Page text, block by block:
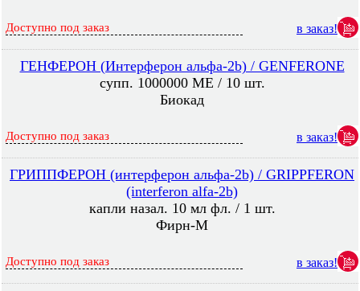
Доступно под заказ в заказ!
ГЕНФЕРОН (Интерферон альфа-2b) / GENFERONE
супп. 1000000 МЕ / 10 шт.
Биокад
Доступно под заказ в заказ!
ГРИППФЕРОН (интерферон альфа-2b) / GRIPPFERON
(interferon alfa-2b)
капли назал. 10 мл фл. / 1 шт.
Фирн-М
Доступно под заказ в заказ!